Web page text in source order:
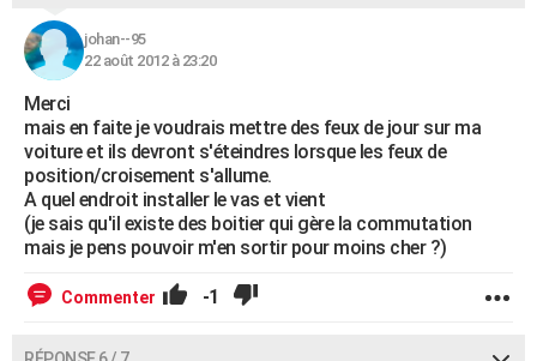
johan--95
22 août 2012 à 23:20
Merci
mais en faite je voudrais mettre des feux de jour sur ma
voiture et ils devront s'éteindres lorsque les feux de
position/croisement s'allume.
A quel endroit installer le vas et vient
(je sais qu'il existe des boitier qui gère la commutation
mais je pens pouvoir m'en sortir pour moins cher ?)
Commenter -1